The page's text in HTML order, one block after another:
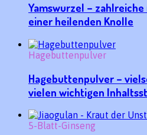
Yamswurzel –
einer heilenden Knolle
Hagebuttenpulver
Hagebuttenpulver –
vielen wichtigen
5-Blatt-Ginseng